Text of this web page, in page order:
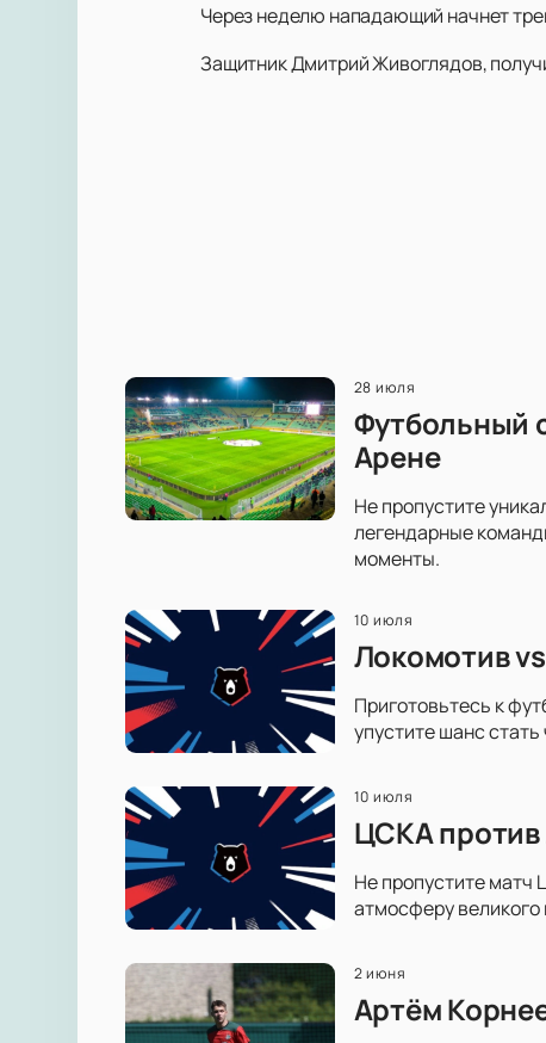
Через неделю нападающий начнет
Защитник Дмитрий Живоглядов,
28 июля
Футбольный
Арене
Не пропустите
легендарные
моменты.
10 июля
Локомотив
Приготовьтесь к
упустите шанс
10 июля
ЦСКА против
Не пропустите матч
атмосферу
2 июня
Артём